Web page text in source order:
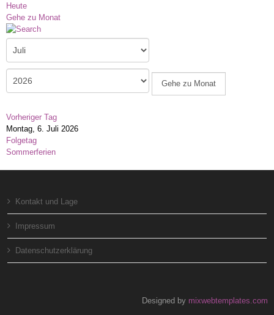
Heute
Gehe zu Monat
Gehe zu Monat
Vorheriger Tag
Montag, 6. Juli 2026
Folgetag
Sommerferien
Kontakt und Lage
Impressum
Datenschutzerklärung
Designed by mixwebtemplates.com